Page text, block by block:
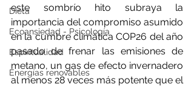
Dieta
Ecoansiedad - Psicología
Espiritualidad
Energías renovables
este sombrío hito subraya la
importancia del compromiso asumido
en la cumbre climática COP26 del año
pasado de frenar las emisiones de
metano, un gas de efecto invernadero
al menos 28 veces más potente que el